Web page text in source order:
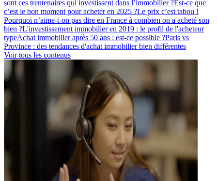
sont ces trentenaires qui investissent dans l’immobilier ?Est-ce que
c’est le bon moment pour acheter en 2025 ?Le prix c’est tabou !
Pourquoi n’aime-t-on pas dire en France à combien on a acheté son
bien ?L'investissement immobilier en 2019 : le profil de l'acheteur
typeAchat immobilier après 50 ans : est-ce possible ?Paris vs
Province : des tendances d'achat immobilier bien différentes
Voir tous les contenus